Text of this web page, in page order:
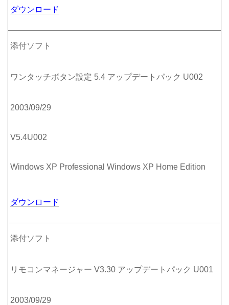
ダウンロード
添付ソフト
ワンタッチボタン設定 5.4 アップデートパック U002
2003/09/29
V5.4U002
Windows XP Professional Windows XP Home Edition
ダウンロード
添付ソフト
リモコンマネージャー V3.30 アップデートパック U001
2003/09/29